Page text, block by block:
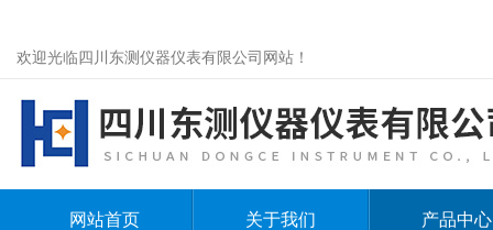
欢迎光临四川东测仪器仪表有限公司网站！
网站首页 关于我们 产品中心